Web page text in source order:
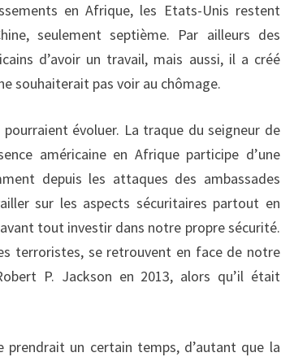
en Afrique, les Etats-Unis restent
seulement septième. Par ailleurs des
d’avoir un travail, mais aussi, il a créé
souhaiterait pas voir au chômage.
évoluer. La traque du seigneur de
américaine en Afrique participe d’une
depuis les attaques des ambassades
sur les aspects sécuritaires partout en
tout investir dans notre propre sécurité.
terroristes, se retrouvent en face de notre
P. Jackson en 2013, alors qu’il était
un certain temps, d’autant que la